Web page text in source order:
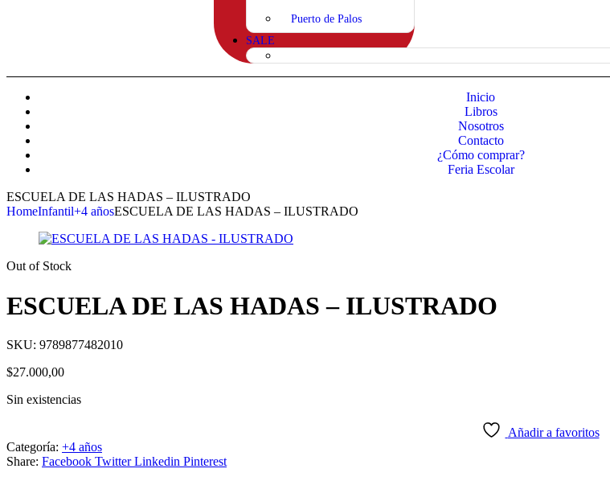
Puerto de Palos
SALE
Inicio
Libros
Nosotros
Contacto
¿Cómo comprar?
Feria Escolar
ESCUELA DE LAS HADAS – ILUSTRADO
HomeInfantil+4 añosESCUELA DE LAS HADAS – ILUSTRADO
Out of Stock
ESCUELA DE LAS HADAS – ILUSTRADO
SKU: 9789877482010
$27.000,00
Sin existencias
Añadir a favoritos
Categoría: +4 años
Share: Facebook Twitter Linkedin Pinterest